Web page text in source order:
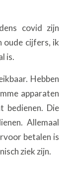
covid zijn
oude cijfers, ik
is.
Hebben
apparaten
bedienen. Die
Allemaal
betalen is
ziek zijn.